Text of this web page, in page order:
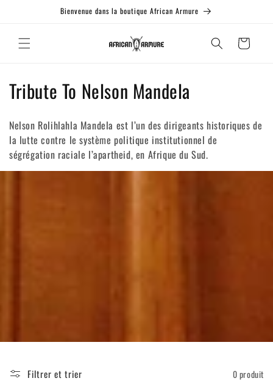
Bienvenue dans la boutique African Armure
Panier
C
o
l
l
Tribute To Nelson Mandela
Nelson Rolihlahla Mandela est l’un des dirigeants historiques de
la lutte contre le système politique institutionnel de
ségrégation raciale l’apartheid, en Afrique du Sud.
Filtrer et trier 0 produit